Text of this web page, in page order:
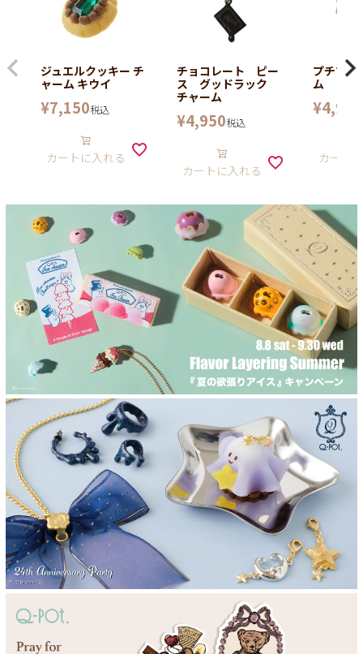
ジュエルクッキー チ
ャーム キウイ
¥7,150税込
カートに入れる
チョコレート ピー
ス グッドラック
チャーム
¥4,950税込
カートに入れる
プチマカ
ム
¥4,950
カート